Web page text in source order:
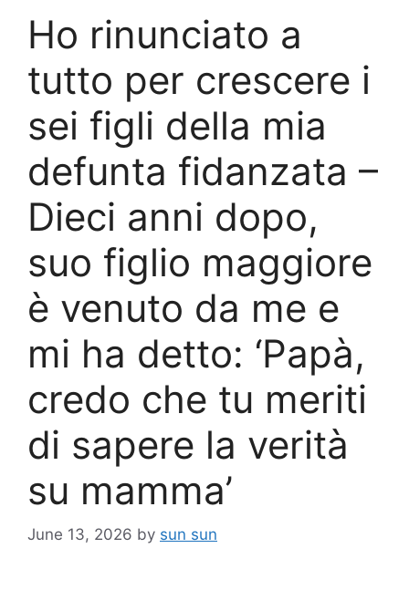
Ho rinunciato a
tutto per crescere i
sei figli della mia
defunta fidanzata –
Dieci anni dopo,
suo figlio maggiore
è venuto da me e
mi ha detto: ‘Papà,
credo che tu meriti
di sapere la verità
su mamma’
June 13, 2026 by sun sun